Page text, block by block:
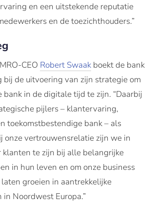
en een uitstekende reputatie
en de toezichthouders.”
CEO Robert Swaak boekt de bank
bij de uitvoering van zijn strategie om
bank in de digitale tijd te zijn. “Daarbij
pijlers – klantervaring,
toekomstbestendige bank – als
onze vertrouwensrelatie zijn we in
klanten te zijn bij alle belangrijke
in hun leven en om onze business
groeien in aantrekkelijke
Noordwest Europa.”